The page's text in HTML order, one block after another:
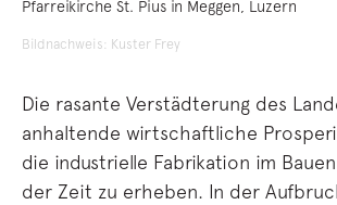
Pfarreikirche St. Pius in Meggen, Luzern
Bildnachweis: Kuster Frey
Die rasante Verstädterung des
anhaltende wirtschaftliche
die industrielle Fabrikation im
der Zeit zu erheben. In der